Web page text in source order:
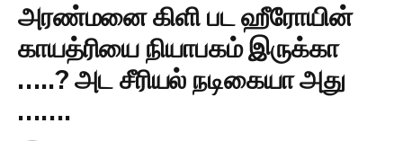
அரண்மனை கிளி பட ஹீரோயின்
காயத்ரியை நியாபகம் இருக்கா
…..? அட சீரியல் நடிகையா அது
…….